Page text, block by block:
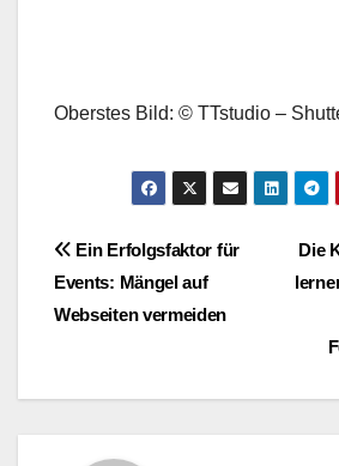
Oberstes Bild: © TTstudio –
Die
Ein Erfolgsfaktor für
Events: Mängel auf
Webseiten vermeiden